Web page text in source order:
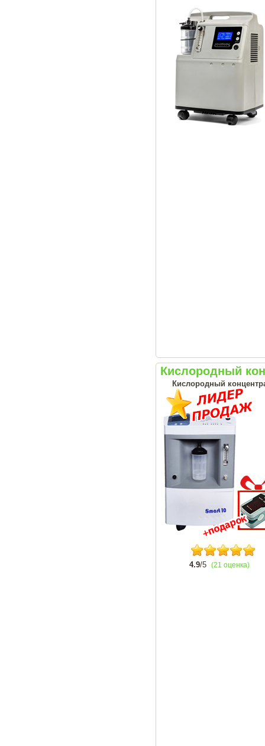
Кислородный
Кислородный
4.9/5 (21 оценка)